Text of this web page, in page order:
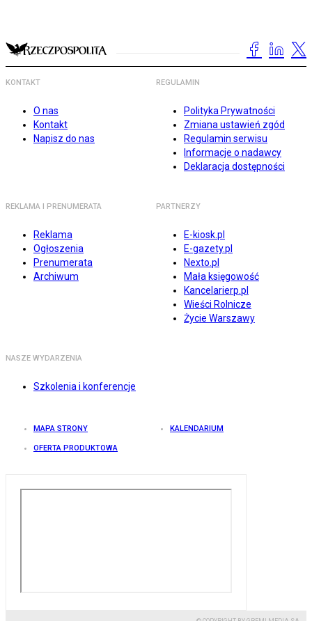
KONTAKT
O nas
Kontakt
Napisz do nas
REGULAMIN
Polityka Prywatności
Zmiana ustawień zgód
Regulamin serwisu
Informacje o nadawcy
Deklaracja dostępności
REKLAMA I PRENUMERATA
Reklama
Ogłoszenia
Prenumerata
Archiwum
PARTNERZY
E-kiosk.pl
E-gazety.pl
Nexto.pl
Mała księgowość
Kancelarierp.pl
Wieści Rolnicze
Życie Warszawy
NASZE WYDARZENIA
Szkolenia i konferencje
MAPA STRONY KALENDARIUM
OFERTA PRODUKTOWA